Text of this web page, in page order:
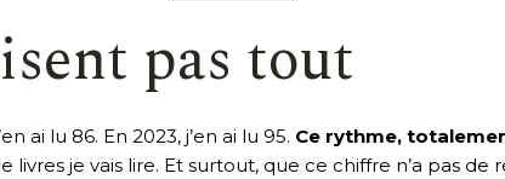
pas tout
ai lu 86. En 2023, j’en ai lu 95. Ce rythme,
je vais lire. Et surtout, que ce chiffre n’a pas de